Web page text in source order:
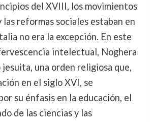
del XVIII, los movimientos
reformas sociales estaban en
no era la excepción. En este
intelectual, Noghera
una orden religiosa que,
en el siglo XVI, se
su énfasis en la educación, el
de las ciencias y las